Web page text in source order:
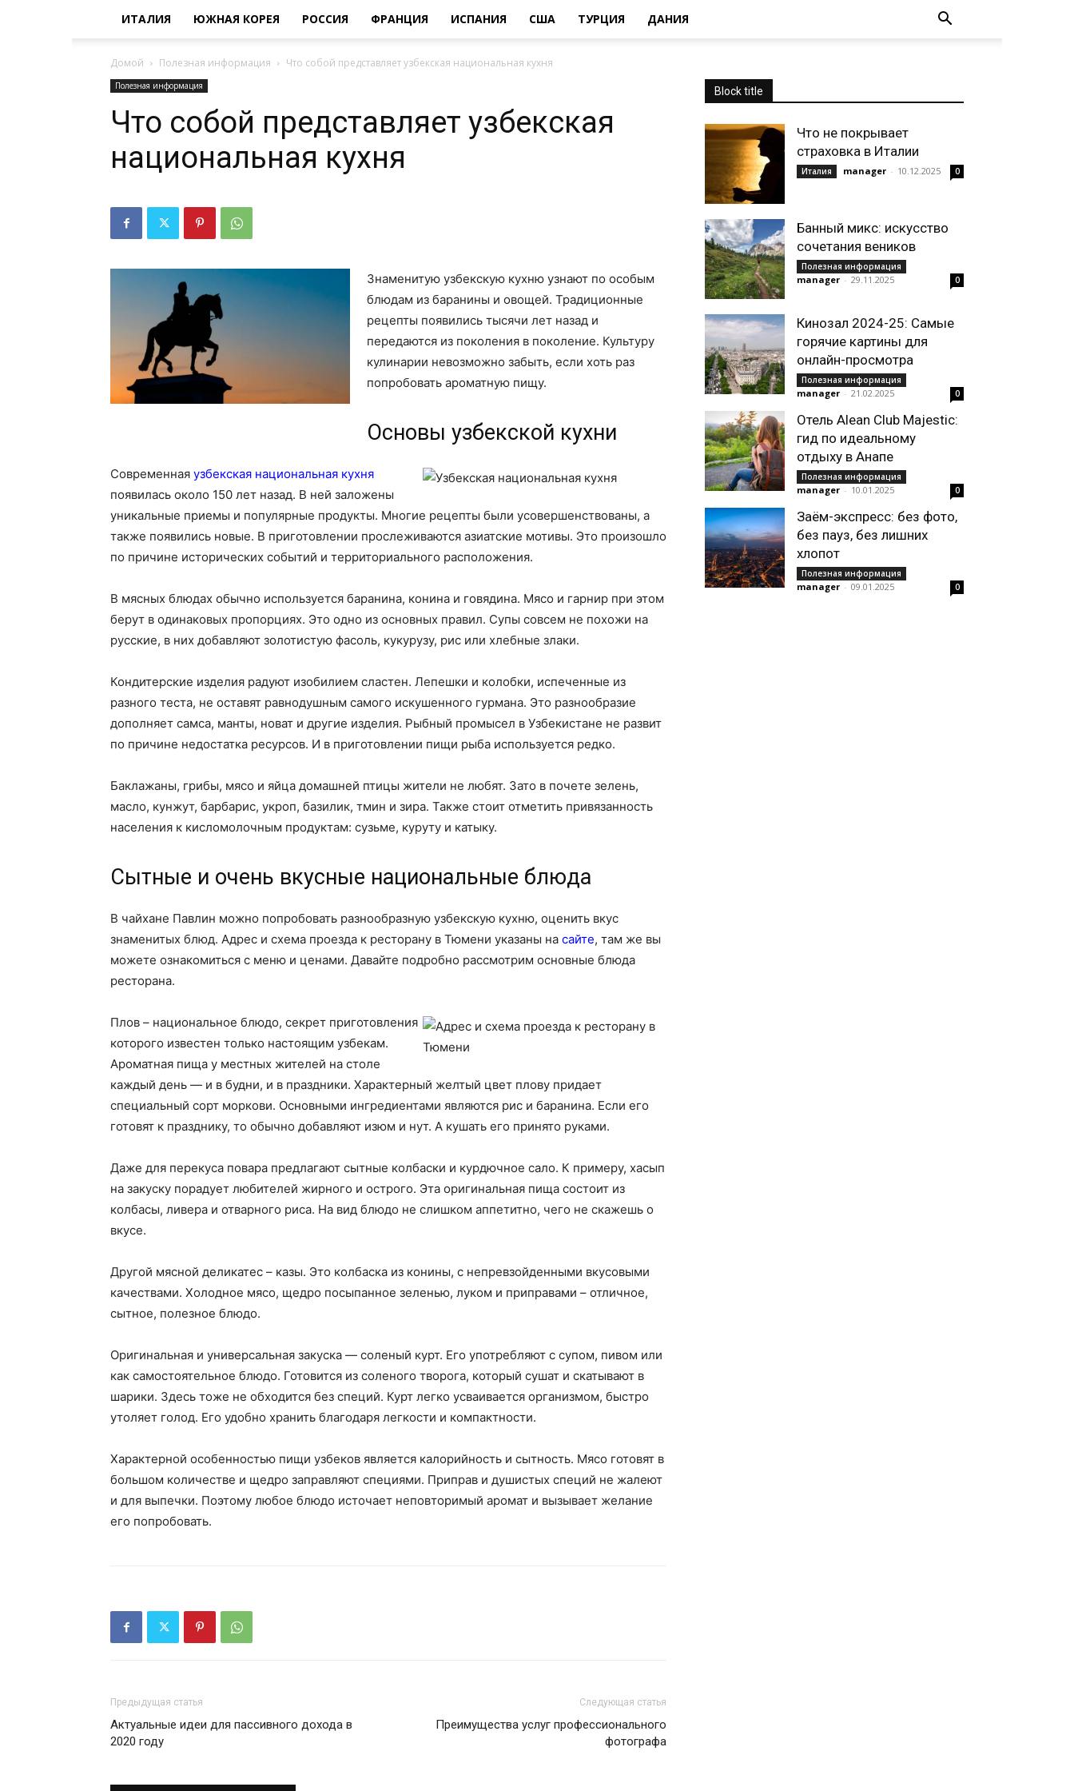
ИТАЛИЯ ЮЖНАЯ КОРЕЯ РОССИЯ ФРАНЦИЯ ИСПАНИЯ США ТУРЦИЯ ДАНИЯ
Домой Полезная информация Что собой представляет узбекская национальная кухня
Полезная информация
Что собой представляет узбекская
национальная кухня
Знаменитую узбекскую кухню узнают по особым
блюдам из баранины и овощей. Традиционные
рецепты появились тысячи лет назад и
передаются из поколения в поколение. Культуру
кулинарии невозможно забыть, если хоть раз
попробовать ароматную пищу.
Основы узбекской кухни
Современная узбекская национальная кухня
появилась около 150 лет назад. В ней заложены
уникальные приемы и популярные продукты. Многие рецепты были усовершенствованы, а
также появились новые. В приготовлении прослеживаются азиатские мотивы. Это произошло
по причине исторических событий и территориального расположения.
В мясных блюдах обычно используется баранина, конина и говядина. Мясо и гарнир при этом
берут в одинаковых пропорциях. Это одно из основных правил. Супы совсем не похожи на
русские, в них добавляют золотистую фасоль, кукурузу, рис или хлебные злаки.
Кондитерские изделия радуют изобилием сластен. Лепешки и колобки, испеченные из
разного теста, не оставят равнодушным самого искушенного гурмана. Это разнообразие
дополняет самса, манты, новат и другие изделия. Рыбный промысел в Узбекистане не развит
по причине недостатка ресурсов. И в приготовлении пищи рыба используется редко.
Баклажаны, грибы, мясо и яйца домашней птицы жители не любят. Зато в почете зелень,
масло, кунжут, барбарис, укроп, базилик, тмин и зира. Также стоит отметить привязанность
населения к кисломолочным продуктам: сузьме, куруту и катыку.
Сытные и очень вкусные национальные блюда
В чайхане Павлин можно попробовать разнообразную узбекскую кухню, оценить вкус
знаменитых блюд. Адрес и схема проезда к ресторану в Тюмени указаны на сайте, там же вы
можете ознакомиться с меню и ценами. Давайте подробно рассмотрим основные блюда
ресторана.
Плов – национальное блюдо, секрет приготовления
которого известен только настоящим узбекам.
Ароматная пища у местных жителей на столе
каждый день — и в будни, и в праздники. Характерный желтый цвет плову придает
специальный сорт моркови. Основными ингредиентами являются рис и баранина. Если его
готовят к празднику, то обычно добавляют изюм и нут. А кушать его принято руками.
Даже для перекуса повара предлагают сытные колбаски и курдючное сало. К примеру, хасып
на закуску порадует любителей жирного и острого. Эта оригинальная пища состоит из
колбасы, ливера и отварного риса. На вид блюдо не слишком аппетитно, чего не скажешь о
вкусе.
Другой мясной деликатес – казы. Это колбаска из конины, с непревзойденными вкусовыми
качествами. Холодное мясо, щедро посыпанное зеленью, луком и приправами – отличное,
сытное, полезное блюдо.
Оригинальная и универсальная закуска — соленый курт. Его употребляют с супом, пивом или
как самостоятельное блюдо. Готовится из соленого творога, который сушат и скатывают в
шарики. Здесь тоже не обходится без специй. Курт легко усваивается организмом, быстро
утоляет голод. Его удобно хранить благодаря легкости и компактности.
Характерной особенностью пищи узбеков является калорийность и сытность. Мясо готовят в
большом количестве и щедро заправляют специями. Приправ и душистых специй не жалеют
и для выпечки. Поэтому любое блюдо источает неповторимый аромат и вызывает желание
его попробовать.
Предыдущая статья
Актуальные идеи для пассивного дохода в
2020 году
Следующая статья
Преимущества услуг профессионального
фотографа
Block title
Что не покрывает
страховка в Италии
Италия manager - 10.12.2025 0
Банный микс: искусство
сочетания веников
Полезная информация
manager - 29.11.2025 0
Кинозал 2024-25: Самые
горячие картины для
онлайн-просмотра
Полезная информация
manager - 21.02.2025 0
Отель Alean Club Majestic:
гид по идеальному
отдыху в Анапе
Полезная информация
manager - 10.01.2025 0
Заём-экспресс: без фото,
без пауз, без лишних
хлопот
Полезная информация
manager - 09.01.2025 0